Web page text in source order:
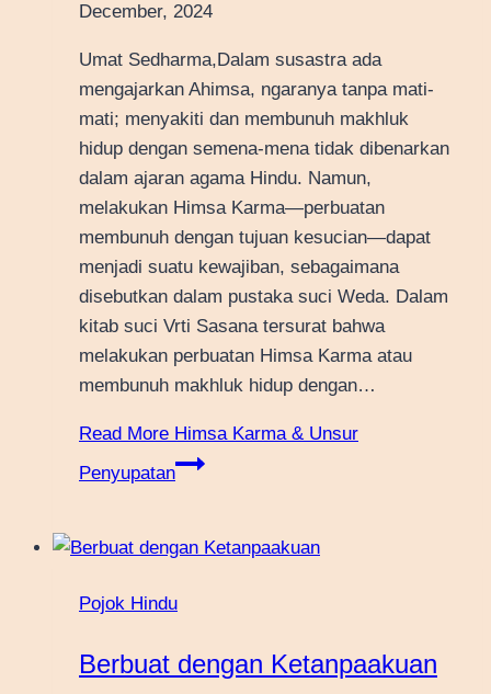
December, 2024
Umat Sedharma,Dalam susastra ada
mengajarkan Ahimsa, ngaranya tanpa mati-
mati; menyakiti dan membunuh makhluk
hidup dengan semena-mena tidak dibenarkan
dalam ajaran agama Hindu. Namun,
melakukan Himsa Karma—perbuatan
membunuh dengan tujuan kesucian—dapat
menjadi suatu kewajiban, sebagaimana
disebutkan dalam pustaka suci Weda. Dalam
kitab suci Vrti Sasana tersurat bahwa
melakukan perbuatan Himsa Karma atau
membunuh makhluk hidup dengan…
Read More Himsa Karma & Unsur
Penyupatan
Pojok Hindu
Berbuat dengan Ketanpaakuan